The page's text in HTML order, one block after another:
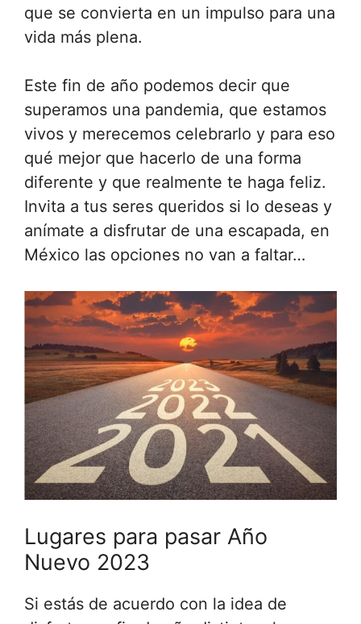
que se convierta en un impulso para una
vida más plena.
Este fin de año podemos decir que
superamos una pandemia, que estamos
vivos y merecemos celebrarlo y para eso
qué mejor que hacerlo de una forma
diferente y que realmente te haga feliz.
Invita a tus seres queridos si lo deseas y
anímate a disfrutar de una escapada, en
México las opciones no van a faltar…
Lugares para pasar Año
Nuevo 2023
Si estás de acuerdo con la idea de